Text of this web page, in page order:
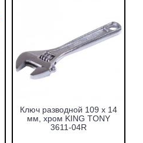
Ключ разводной 109 х 14
мм, хром KING TONY
3611-04R